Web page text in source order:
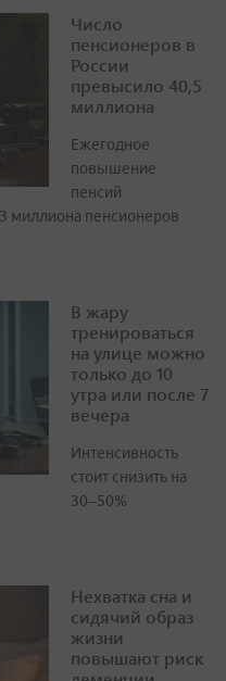
Число
пенсионеров в
России
превысило 40,5
миллиона
Ежегодное
повышение
пенсий
миллиона пенсионеров
В жару
тренироваться
на улице можно
только до 10
утра или после 7
вечера
Интенсивность
стоит снизить на
30–50%
Нехватка сна и
сидячий образ
жизни
повышают риск